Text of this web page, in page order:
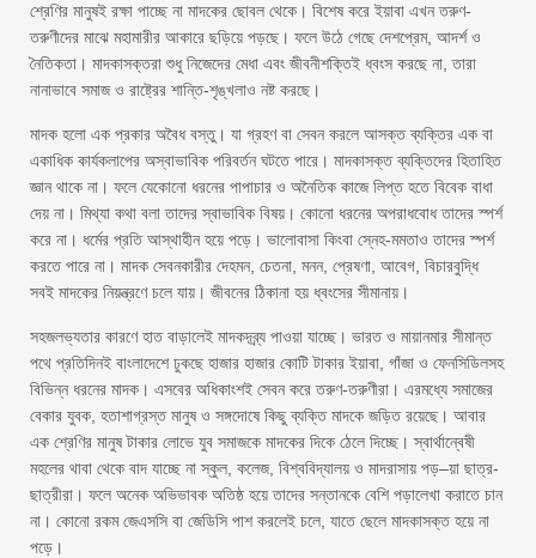
শ্রেণির মানুষই রক্ষা পাচ্ছে না মাদকের ছোবল থেকে। বিশেষ করে ইয়াবা এখন তরুণ-
তরুণীদের মাঝে মহামারীর আকারে ছড়িয়ে পড়ছে। ফলে উঠে গেছে দেশপ্রেম, আদর্শ ও
নৈতিকতা। মাদকাসক্তরা শুধু নিজেদের মেধা এবং জীবনীশক্তিই ধ্বংস করছে না, তারা
নানাভাবে সমাজ ও রাষ্ট্রের শান্তি-শৃঙ্খলাও নষ্ট করছে।
মাদক হলো এক প্রকার অবৈধ বস্তু। যা গ্রহণ বা সেবন করলে আসক্ত ব্যক্তির এক বা
একাধিক কার্যকলাপের অস্বাভাবিক পরিবর্তন ঘটতে পারে। মাদকাসক্ত ব্যক্তিদের হিতাহিত
জ্ঞান থাকে না। ফলে যেকোনো ধরনের পাপাচার ও অনৈতিক কাজে লিপ্ত হতে বিবেক বাধা
দেয় না। মিথ্যা কথা বলা তাদের স্বাভাবিক বিষয়। কোনো ধরনের অপরাধবোধ তাদের স্পর্শ
করে না। ধর্মের প্রতি আস্থাহীন হয়ে পড়ে। ভালোবাসা কিংবা স্নেহ-মমতাও তাদের স্পর্শ
করতে পারে না। মাদক সেবনকারীর দেহমন, চেতনা, মনন, প্রেষণা, আবেগ, বিচারবুদ্ধি
সবই মাদকের নিয়ন্ত্রণে চলে যায়। জীবনের ঠিকানা হয় ধ্বংসের সীমানায়।
সহজলভ্যতার কারণে হাত বাড়ালেই মাদকদব্র্য পাওয়া যাচ্ছে। ভারত ও মায়ানমার সীমান্ত
পথে প্রতিদিনই বাংলাদেশে ঢুকছে হাজার হাজার কোটি টাকার ইয়াবা, গাঁজা ও ফেনসিডিলসহ
বিভিন্ন ধরনের মাদক। এসবের অধিকাংশই সেবন করে তরুণ-তরুণীরা। এরমধ্যে সমাজের
বেকার যুবক, হতাশাগ্রস্ত মানুষ ও সঙ্গদোষে কিছু ব্যক্তি মাদকে জড়িত রয়েছে। আবার
এক শ্রেণির মানুষ টাকার লোভে যুব সমাজকে মাদকের দিকে ঠেলে দিচ্ছে। স্বার্থান্বেষী
মহলের থাবা থেকে বাদ যাচ্ছে না স্কুল, কলেজ, বিশ্ববিদ্যালয় ও মাদরাসায় পড়–য়া ছাত্র-
ছাত্রীরা। ফলে অনেক অভিভাবক অতিষ্ঠ হয়ে তাদের সন্তানকে বেশি পড়ালেখা করাতে চান
না। কোনো রকম জেএসসি বা জেডিসি পাশ করলেই চলে, যাতে ছেলে মাদকাসক্ত হয়ে না
পড়ে।